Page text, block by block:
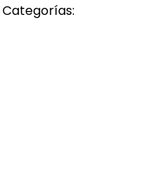
Categorías: